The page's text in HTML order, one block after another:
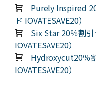
Purely Inspired
ド IOVATESAVE20）
Six Star 20％割
IOVATESAVE20）
Hydroxycut20％
IOVATESAVE20）